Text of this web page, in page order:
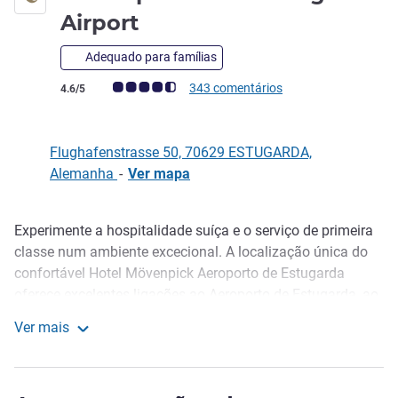
Airport
Adequado para famílias
Nota clientes Avis (Classificação ALL)
4.6/5 343 comentários
Flughafenstrasse 50, 70629 ESTUGARDA,
Alemanha - Ver mapa
Descrição
Experimente a hospitalidade suíça e o serviço de primeira
classe num ambiente excecional. A localização única do
confortável Hotel Mövenpick Aeroporto de Estugarda
Este exclusivo hotel de negócios conta com um excecional
Comece o dia com um generoso pequeno-almoço de
Ver mais